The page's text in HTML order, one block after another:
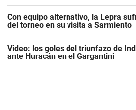
Con equipo alternativo, la Lepra
del torneo en su visita a Sarmiento
Video: los goles del triunfazo de
ante Huracán en el Gargantini